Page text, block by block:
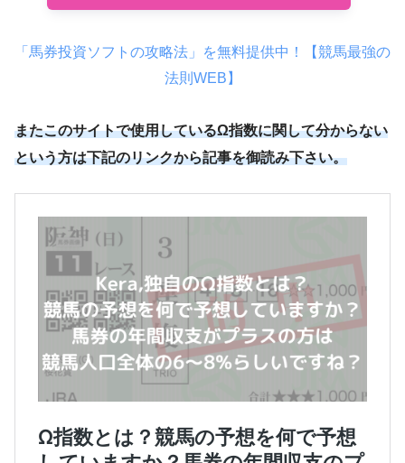
「馬券投資ソフトの攻略法」を無料提供中！【競馬最強の
法則WEB】
またこのサイトで使用しているΩ指数に関して分からない
という方は下記のリンクから記事を御読み下さい。